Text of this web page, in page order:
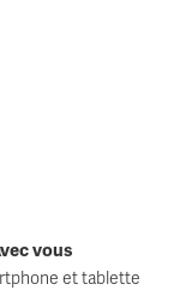
vous
et tablette